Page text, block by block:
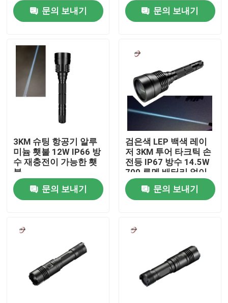
비디오
우리 에 관한 것
공장 투어
품질 관리
저희와 연락
뉴스
인용 을 요청 하십시오
문의 보내기
문의 보내기
3KM 슈팅 항공기 알루
미늄 횃불 12W IP66 방
수 재충전이 가능한 횃
불
문의 보내기
검은색 LEP 백색 레이
저 3KM 투어 타크틱 손
전등 IP67 방수 14.5W
700 루멘 배터리 없이
문의 보내기